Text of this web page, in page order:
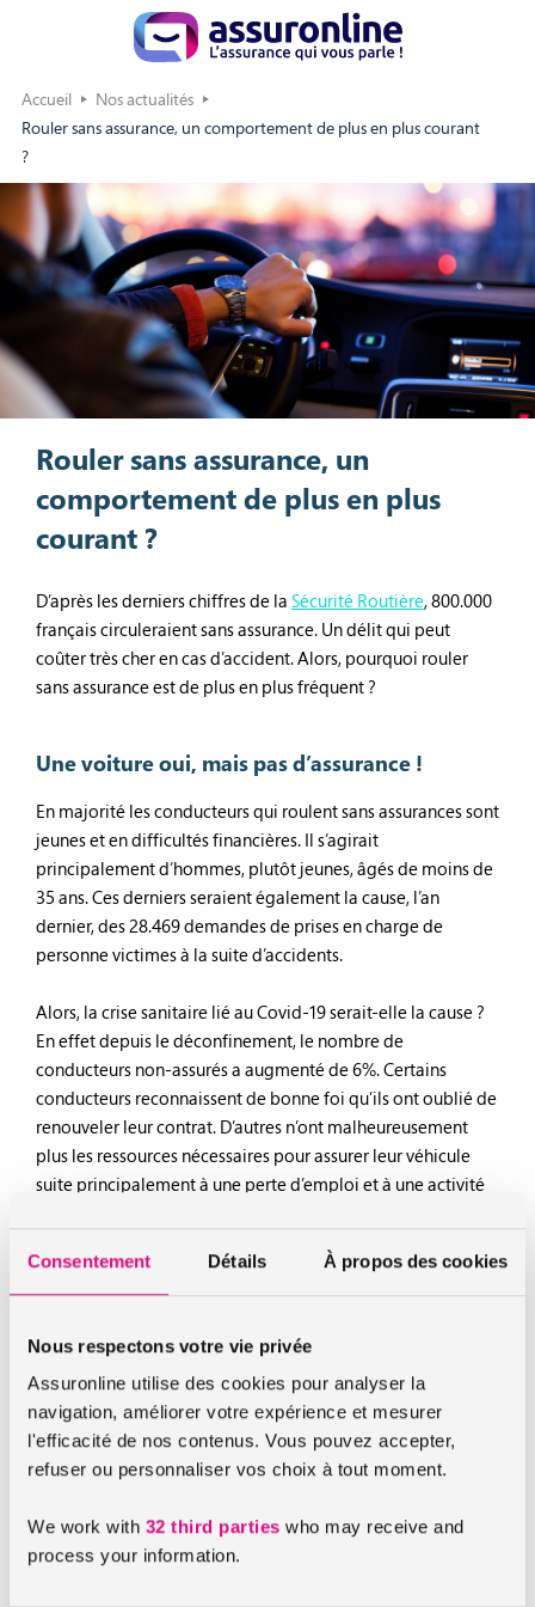
Consentement Détails À propos des cookies
Nous respectons votre vie privée
Assuronline utilise des cookies pour analyser la
navigation, améliorer votre expérience et mesurer
l'efficacité de nos contenus. Vous pouvez accepter,
refuser ou personnaliser vos choix à tout moment.
We work with 32 third parties who may receive and
process your information.
Accueil
Nos actualités
Rouler sans assurance, un comportement de plus en plus courant
?
Rouler sans assurance, un
comportement de plus en plus
courant ?
D’après les derniers chiffres de la Sécurité Routière, 800.000
français circuleraient sans assurance. Un délit qui peut
coûter très cher en cas d’accident. Alors, pourquoi rouler
sans assurance est de plus en plus fréquent ?
Une voiture oui, mais pas d’assurance !
En majorité les conducteurs qui roulent sans assurances sont
jeunes et en difficultés financières. Il s’agirait
principalement d’hommes, plutôt jeunes, âgés de moins de
35 ans. Ces derniers seraient également la cause, l’an
dernier, des 28.469 demandes de prises en charge de
personne victimes à la suite d’accidents.
Alors, la crise sanitaire lié au Covid-19 serait-elle la cause ?
En effet depuis le déconfinement, le nombre de
conducteurs non-assurés a augmenté de 6%. Certains
conducteurs reconnaissent de bonne foi qu’ils ont oublié de
renouveler leur contrat. D’autres n’ont malheureusement
plus les ressources nécessaires pour assurer leur véhicule
suite principalement à une perte d’emploi et à une activité
Il est facile d’acheter une fausse carte d’assurance sur les
réseaux sociaux pour une valeur de 50€. Lorsqu’on compare
illégal et ne sert à rien. En effet, en cas d’accident, le
conducteur qui n’est pas assuré devra rembourser
l’intégralité des sommes versées à la victime et ce parfois
durant toute sa vie.
500€, qui descend à 400€ si le conducteur paye dans les 15
jours. En cas de récidive, le délit entraîne une amende d’un